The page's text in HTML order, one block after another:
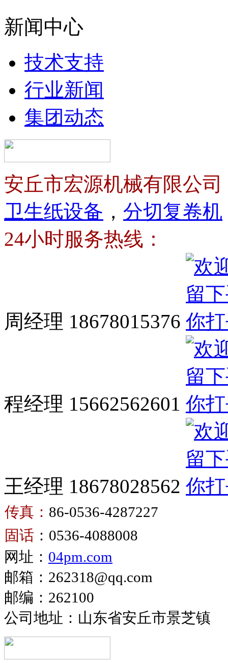
新闻中心
技术支持
行业新闻
集团动态
安丘市宏源机械有限公司
卫生纸设备 ， 分切复卷机
24小时服务热线：
周经理 18678015376
程经理 15662562601
王经理 18678028562
生
纸
复
机
传真： 86-0536-4287227
生
纸
生
产
设
备
固话 ：0536-4088008
网址： 04pm.com
邮箱：262318@qq.com
邮编：262100
公司地址：山东省安丘市景芝镇